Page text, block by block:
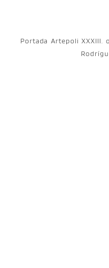
Portada Artepoli XXXIII.